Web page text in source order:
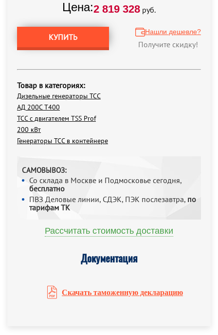
Цена:2 819 328 руб.
КУПИТЬ
Нашли дешевле?
Получите скидку!
Товар в категориях:
Дизельные генераторы ТСС
АД 200С Т400
ТСС с двигателем TSS Prof
200 кВт
Генераторы ТСС в контейнере
САМОВЫВОЗ:
Со склада в Москве и Подмосковье сегодня,
бесплатно
ПВЗ Деловые линии, СДЭК, ПЭК послезавтра, по
тарифам ТК
Рассчитать стоимость доставки
Документация
Скачать таможенную декларацию